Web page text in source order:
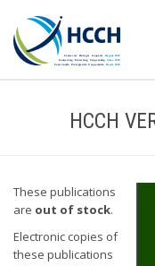
HCCH
These publications
are out of stock.
Electronic copies of
these publications